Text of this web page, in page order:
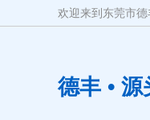
欢迎来到东莞市德
德丰 •